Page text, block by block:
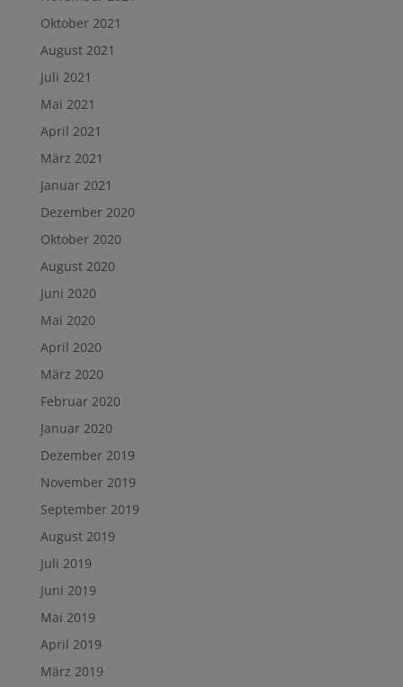
Oktober 2021
August 2021
Juli 2021
Mai 2021
April 2021
März 2021
Januar 2021
Dezember 2020
Oktober 2020
August 2020
Juni 2020
Mai 2020
April 2020
März 2020
Februar 2020
Januar 2020
Dezember 2019
November 2019
September 2019
August 2019
Juli 2019
Juni 2019
Mai 2019
April 2019
März 2019